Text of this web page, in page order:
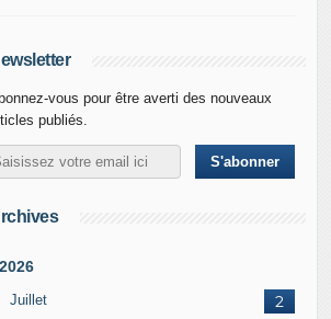
vous pour être averti des nouveaux
publiés.
2026
Juillet 2